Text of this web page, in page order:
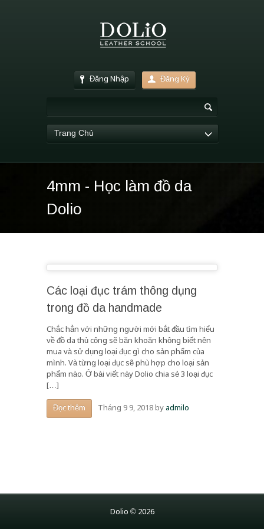
Đăng Nhập Đăng Ký
Trang Chủ
4mm - Học làm đồ da
Dolio
Các loại đục trám thông dụng
trong đồ da handmade
Chắc hẳn với những người mới bắt đầu tìm hiểu
về đồ da thủ công sẽ băn khoăn không biết nên
mua và sử dụng loại đục gì cho sản phẩm của
mình. Và từng loại đục sẽ phù hợp cho loại sản
phẩm nào. Ở bài viết này Dolio chia sẻ 3 loại đục
[…]
Đọc thêm Tháng 9 9, 2018byadmilo
Dolio © 2026